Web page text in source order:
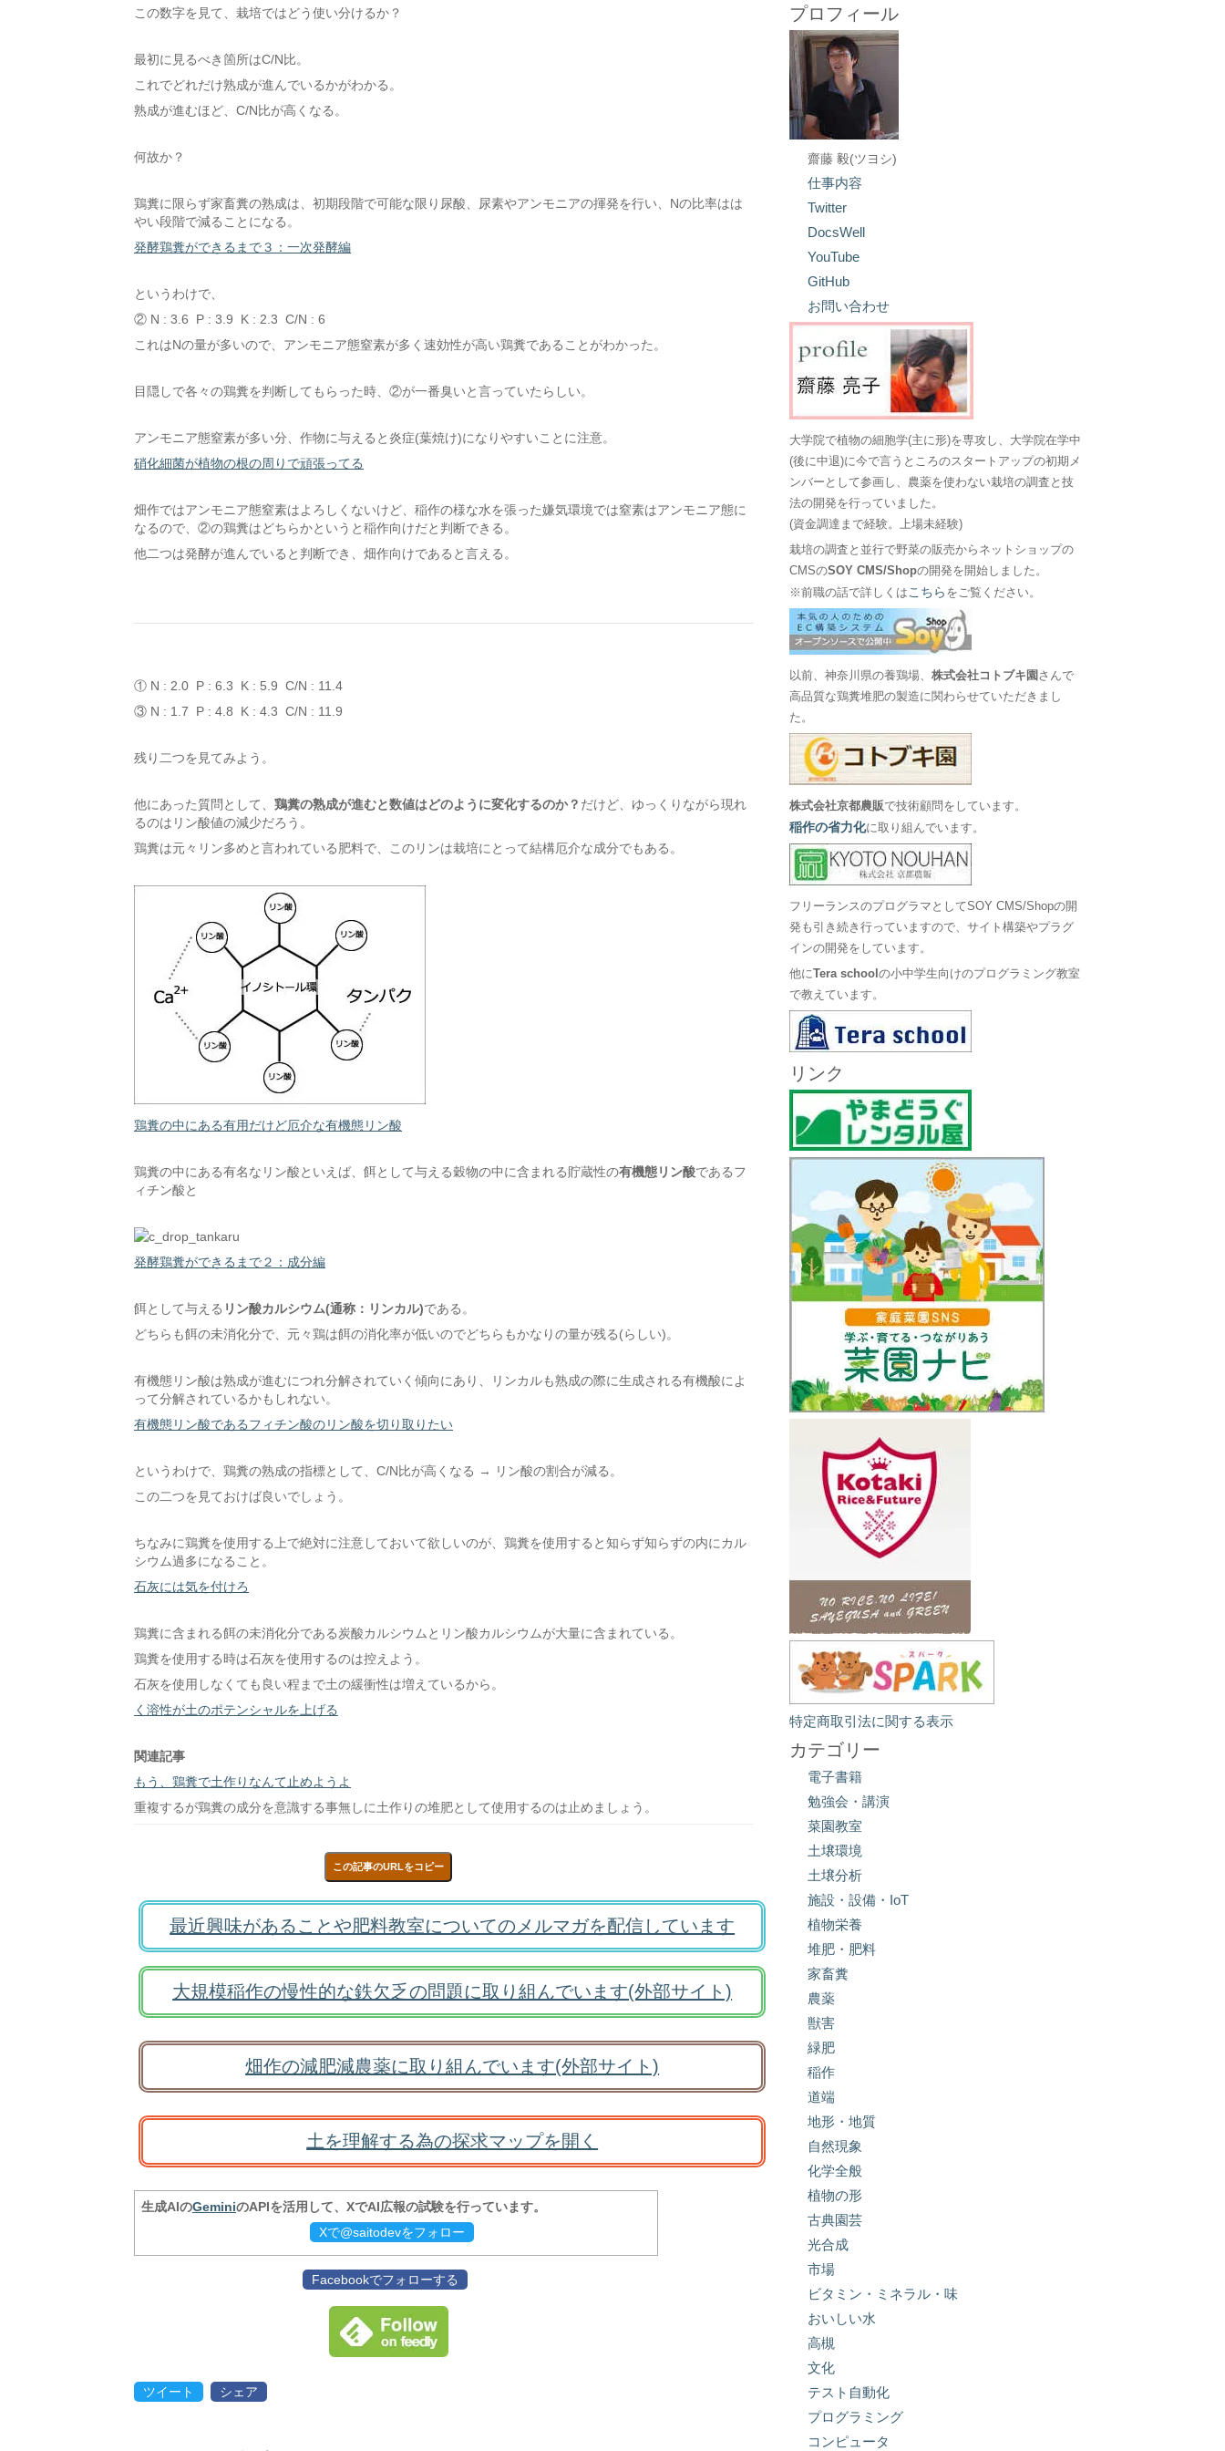
この数字を見て、栽培ではどう使い分けるか？
最初に見るべき箇所はC/N比。
これでどれだけ熟成が進んでいるかがわかる。
熟成が進むほど、C/N比が高くなる。
何故か？
鶏糞に限らず家畜糞の熟成は、初期段階で可能な限り尿酸、尿素やアンモニアの揮発を行い、Nの比率はは
やい段階で減ることになる。
発酵鶏糞ができるまで３：一次発酵編
というわけで、
② N : 3.6 P : 3.9 K : 2.3 C/N : 6
これはNの量が多いので、アンモニア態窒素が多く速効性が高い鶏糞であることがわかった。
目隠しで各々の鶏糞を判断してもらった時、②が一番臭いと言っていたらしい。
アンモニア態窒素が多い分、作物に与えると炎症(葉焼け)になりやすいことに注意。
硝化細菌が植物の根の周りで頑張ってる
畑作ではアンモニア態窒素はよろしくないけど、稲作の様な水を張った嫌気環境では窒素はアンモニア態に
なるので、②の鶏糞はどちらかというと稲作向けだと判断できる。
他二つは発酵が進んでいると判断でき、畑作向けであると言える。
① N : 2.0 P : 6.3 K : 5.9 C/N : 11.4
③ N : 1.7 P : 4.8 K : 4.3 C/N : 11.9
残り二つを見てみよう。
他にあった質問として、 鶏糞の熟成が進むと数値はどのように変化するのか？ だけど、ゆっくりながら現れ
るのはリン酸値の減少だろう。
鶏糞は元々リン多めと言われている肥料で、このリンは栽培にとって結構厄介な成分でもある。
鶏糞の中にある有用だけど厄介な有機態リン酸
鶏糞の中にある有名なリン酸といえば、餌として与える穀物の中に含まれる貯蔵性の有機態リン酸であるフ
ィチン酸と
発酵鶏糞ができるまで２：成分編
餌として与える リン酸カルシウム(通称：リンカル)である。
どちらも餌の未消化分で、元々鶏は餌の消化率が低いのでどちらもかなりの量が残る(らしい)。
有機態リン酸は熟成が進むにつれ分解されていく傾向にあり、リンカルも熟成の際に生成される有機酸によ
って分解されているかもしれない。
有機態リン酸であるフィチン酸のリン酸を切り取りたい
というわけで、鶏糞の熟成の指標として、C/N比が高くなる → リン酸の割合が減る。
この二つを見ておけば良いでしょう。
ちなみに鶏糞を使用する上で絶対に注意しておいて欲しいのが、鶏糞を使用すると知らず知らずの内にカル
シウム過多になること。
石灰には気を付けろ
鶏糞に含まれる餌の未消化分である炭酸カルシウムとリン酸カルシウムが大量に含まれている。
鶏糞を使用する時は石灰を使用するのは控えよう。
石灰を使用しなくても良い程まで土の緩衝性は増えているから。
く溶性が土のポテンシャルを上げる
関連記事
もう、鶏糞で土作りなんて止めようよ
重複するが鶏糞の成分を意識する事無しに土作りの堆肥として使用するのは止めましょう。
この記事のURLをコピー
最近興味があることや肥料教室についてのメルマガを配信しています
大規模稲作の慢性的な鉄欠乏の問題に取り組んでいます(外部サイト)
畑作の減肥減農薬に取り組んでいます(外部サイト)
土を理解する為の探求マップを開く
生成AIのGeminiのAPIを活用して、XでAI広報の試験を行っています。
Xで@saitodevをフォロー
Facebookでフォローする
ツイート シェア
プロフィール
齋藤 毅(ツヨシ)
仕事内容
Twitter
DocsWell
YouTube
GitHub
お問い合わせ
大学院で植物の細胞学(主に形)を専攻し、大学院在学中
(後に中退)に今で言うところのスタートアップの初期メ
ンバーとして参画し、農薬を使わない栽培の調査と技
法の開発を行っていました。
(資金調達まで経験。上場未経験)
栽培の調査と並行で野菜の販売からネットショップの
CMSのSOY CMS/Shopの開発を開始しました。
※前職の話で詳しくは こちら をご覧ください。
以前、神奈川県の養鶏場、株式会社コトブキ園 さんで
高品質な鶏糞堆肥の製造に関わらせていただきまし
た。
株式会社京都農販で技術顧問をしています。
稲作の省力化に取り組んでいます。
フリーランスのプログラマとしてSOY CMS/Shopの開
発も引き続き行っていますので、サイト構築やプラグ
インの開発をしています。
他にTera schoolの小中学生向けのプログラミング教室
で教えています。
リンク
特定商取引法に関する表示
カテゴリー
電子書籍
勉強会・講演
菜園教室
土壌環境
土壌分析
施設・設備・IoT
植物栄養
堆肥・肥料
家畜糞
農薬
獣害
緑肥
稲作
道端
地形・地質
自然現象
化学全般
植物の形
古典園芸
光合成
市場
ビタミン・ミネラル・味
おいしい水
高槻
文化
テスト自動化
プログラミング
コンピュータ